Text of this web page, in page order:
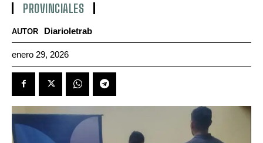
PROVINCIALES
AUTOR Diarioletrab
enero 29, 2026